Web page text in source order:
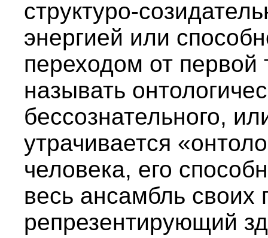
структуро-
энергией или
переходом от первой
называть
бессознательного,
утрачивается
человека, его
весь ансамбль своих
репрезентирующий